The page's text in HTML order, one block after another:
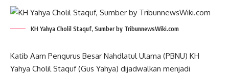
KH Yahya Cholil Staquf, Sumber by TribunnewsWiki.com
Katib Aam Pengurus Besar Nahdlatul Ulama (PBNU) KH
Yahya Cholil Staquf (Gus Yahya) dijadwalkan menjadi